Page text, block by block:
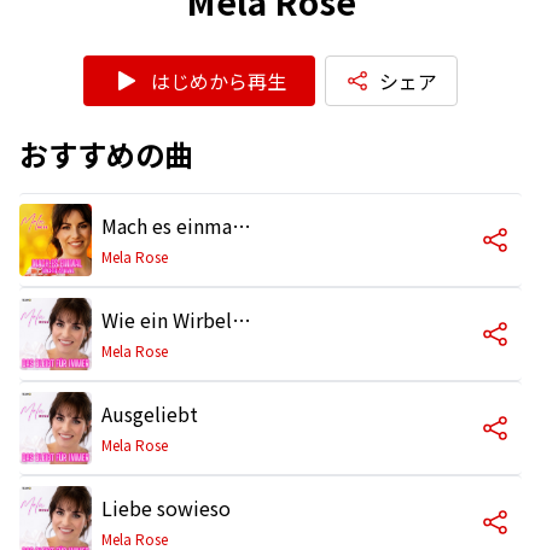
はじめから再生 シェア
おすすめの曲
Mach es einmal, mach es zweimal
Mela Rose
Wie ein Wirbelwind
Mela Rose
Ausgeliebt
Mela Rose
Liebe sowieso
Mela Rose